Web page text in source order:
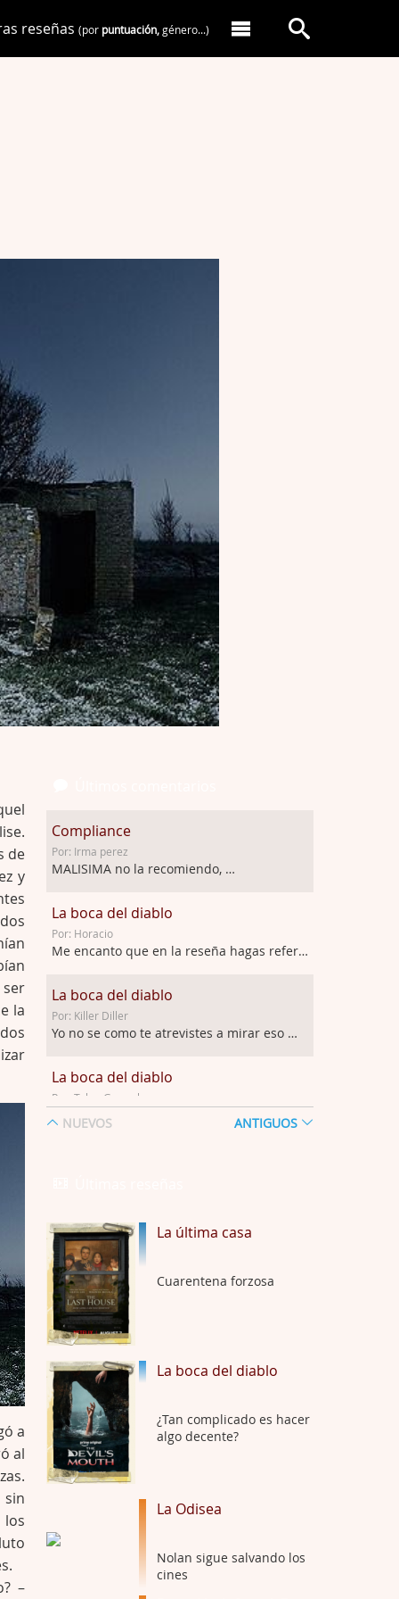
reseñas (por puntuación,género...)
de
y
la
a
al
–
Compliance
Por: Irma perez
MALISIMA no la recomiendo, …
La boca del diablo
Por: Horacio
Me encanto que en la reseña hagas referen …
La boca del diablo
Por: Killer Diller
Yo no se como te atrevistes a mirar eso …
La boca del diablo
Por: Talan Gwynek
Pues eso: muertes aburridas y personajes p …
La Odisea
Por: Draghann
No sé si entrar en polémicas con respect …
Trance
Por: Luar
El señor de las moscas
Por: Luar
Hungry
Las 10 películas gore de Almas
NUEVOS ANTIGUOS
La última casa
Cuarentena forzosa
La boca del diablo
¿Tan complicado es hacer
algo decente?
La Odisea
Nolan sigue salvando los
cines